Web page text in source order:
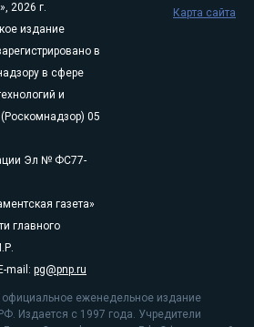
2026 г.
издание
в
в сфере
и
05
Эл № ФС77-
газета»
главного
mail: pg@pnp.ru
официальное еженедельное издание
Издается с 1997 года. Учредители
Карта сайта